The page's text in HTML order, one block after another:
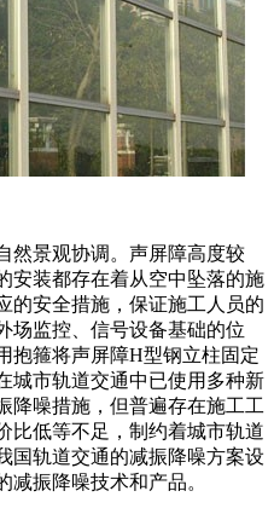
然景观协调。声屏障高度较
安装都存在着从空中坠落的施
的安全措施，保证施工人员的
场监控、信号设备基础的位
抱箍将声屏障H型钢立柱固定
城市轨道交通中已使用多种新
降噪措施，但普遍存在施工工
比低等不足，制约着城市轨道
国轨道交通的减振降噪方案设
振降噪技术和产品。